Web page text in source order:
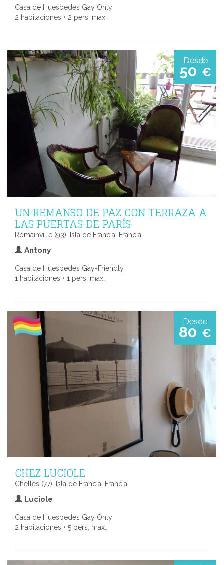
Casa de Huespedes Gay Only
2 habitaciones • 2 pers. max.
Desde
50 €
UN REMANSO DE PAZ CON TERRAZA A
LAS PUERTAS DE PARÍS
Romainville (93), Isla de Francia, Francia
Antony
Casa de Huespedes Gay-Friendly
1 habitaciones • 1 pers. max.
Desde
80 €
CHEZ LUCIOLE
Chelles (77), Isla de Francia, Francia
Luciole
Casa de Huespedes Gay Only
2 habitaciones • 5 pers. max.